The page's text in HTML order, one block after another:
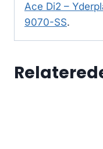
Ace Di2 –
9070-SS.